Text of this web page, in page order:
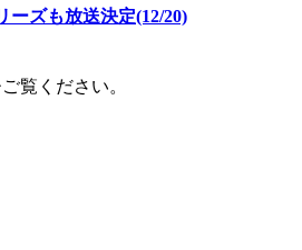
ズも放送決定(12/20)
覧ください。